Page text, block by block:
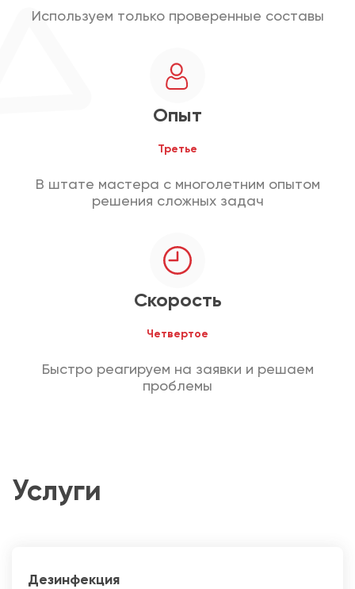
Используем только проверенные составы
Опыт
Третье
В штате мастера с многолетним опытом
решения сложных задач
Скорость
Четвертое
Быстро реагируем на заявки и решаем
проблемы
Услуги
Дезинфекция